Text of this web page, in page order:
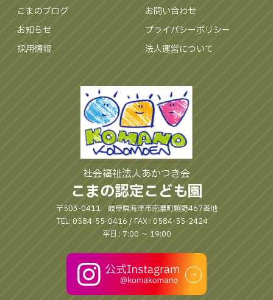
こまのブログ
お知らせ
採用情報
お問い合わせ
プライバシーポリシー
法人運営について
社会福祉法人あかつき会
こまの認定こども園
〒503-0411 岐阜県海津市南濃町駒野467番地
TEL: 0584-55-0416 / FAX : 0584-55-2424
平日 : 7:00 〜 19:00